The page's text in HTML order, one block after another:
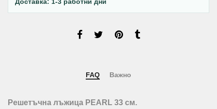
FAQ Важно
Решетъчна лъжица PEARL 33 см.